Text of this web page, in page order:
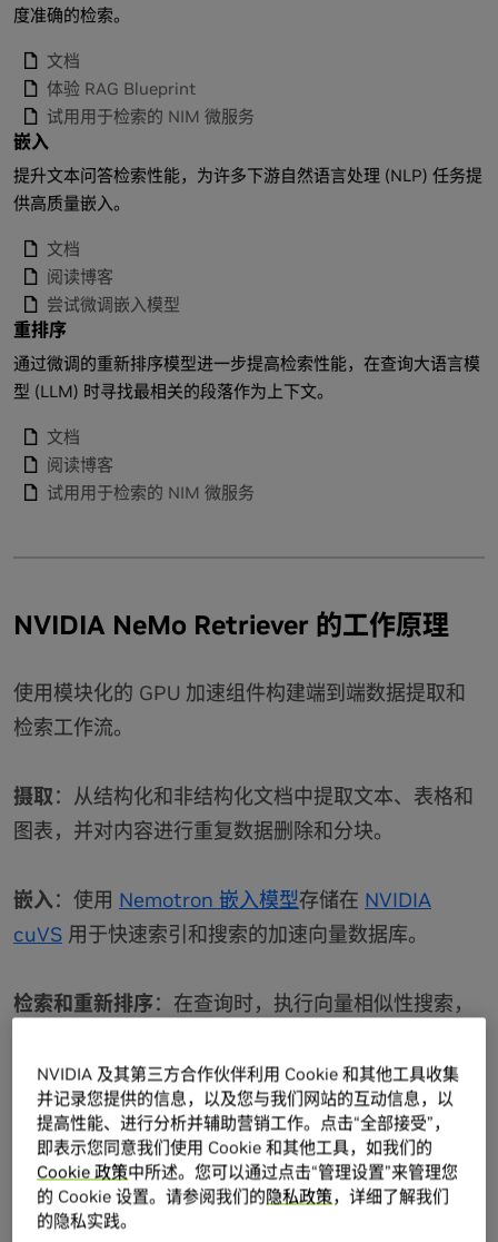
度准确的检索。
文档
体验 RAG Blueprint
试用用于检索的 NIM 微服务
嵌入
提升文本问答检索性能，为许多下游自然语言处理 (NLP) 任务提
供高质量嵌入。
文档
阅读博客
尝试微调嵌入模型
重排序
通过微调的重新排序模型进一步提高检索性能，在查询大语言模
型 (LLM) 时寻找最相关的段落作为上下文。
文档
阅读博客
试用用于检索的 NIM 微服务
NVIDIA NeMo Retriever 的工作原理
使用模块化的 GPU 加速组件构建端到端数据提取和
检索工作流。
摄取：从结构化和非结构化文档中提取文本、表格和
图表，并对内容进行重复数据删除和分块。
嵌入：使用 Nemotron 嵌入模型存储在 NVIDIA
cuVS 用于快速索引和搜索的加速向量数据库。
检索和重新排序：在查询时，执行向量相似性搜索，
生成：将最佳结果传递给 Nemotron LLM，以生成基
于上下文的相关响应。
NVIDIA 及其第三方合作伙伴利用 Cookie 和其他工具收集
并记录您提供的信息，以及您与我们网站的互动信息，以
提高性能、进行分析并辅助营销工作。点击“全部接受”，
即表示您同意我们使用 Cookie 和其他工具，如我们的
Cookie 政策中所述。您可以通过点击“管理设置”来管理您
的 Cookie 设置。请参阅我们的隐私政策，详细了解我们
的隐私实践。